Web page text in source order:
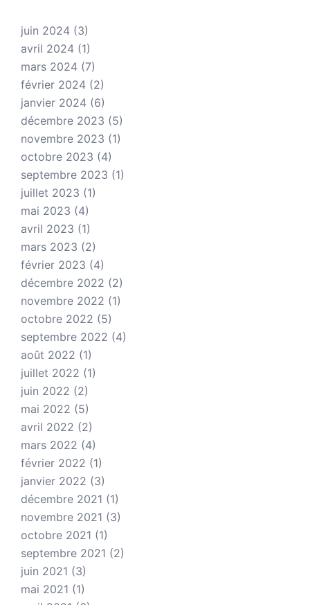
juin 2024 (3)
avril 2024 (1)
mars 2024 (7)
février 2024 (2)
janvier 2024 (6)
décembre 2023 (5)
novembre 2023 (1)
octobre 2023 (4)
septembre 2023 (1)
juillet 2023 (1)
mai 2023 (4)
avril 2023 (1)
mars 2023 (2)
février 2023 (4)
décembre 2022 (2)
novembre 2022 (1)
octobre 2022 (5)
septembre 2022 (4)
août 2022 (1)
juillet 2022 (1)
juin 2022 (2)
mai 2022 (5)
avril 2022 (2)
mars 2022 (4)
février 2022 (1)
janvier 2022 (3)
décembre 2021 (1)
novembre 2021 (3)
octobre 2021 (1)
septembre 2021 (2)
juin 2021 (3)
mai 2021 (1)